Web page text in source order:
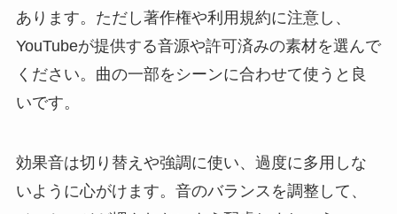
あります。ただし著作権や利用規約に注意し、
YouTubeが提供する音源や許可済みの素材を選んで
ください。曲の一部をシーンに合わせて使うと良
いです。
効果音は切り替えや強調に使い、過度に多用しな
いように心がけます。音のバランスを調整して、